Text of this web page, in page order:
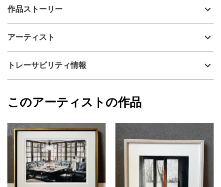
出品者
制作年
水彩
カラー
赤
ジャンル
動物・生き物
配送目安
二週間以内
作品ストーリー
アーティスト
日月沙絵
フォローする
トレーサビリティ情報
日月沙絵
このアーティストの作品